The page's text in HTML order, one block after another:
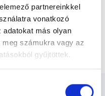
partnereinkkel
vonatkozó
adatokat más olyan
számukra vagy az
gyűjtöttek.
info/foglaljorvost-
vizsgálattal